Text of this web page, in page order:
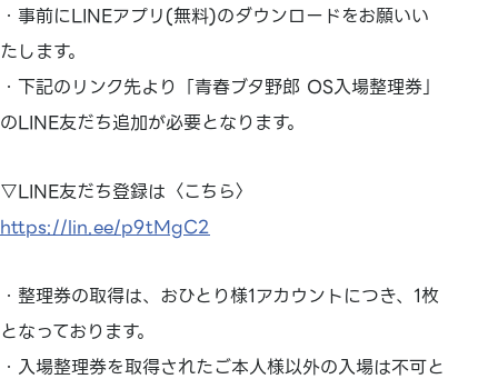
・事前にLINEアプリ(無料)のダウンロードをお願いい
たします。
・下記のリンク先より「青春ブタ野郎 OS入場整理券」
のLINE友だち追加が必要となります。
▽LINE友だち登録は〈こちら〉
https://lin.ee/p9tMgC2
・整理券の取得は、おひとり様1アカウントにつき、1枚
となっております。
・入場整理券を取得されたご本人様以外の入場は不可と